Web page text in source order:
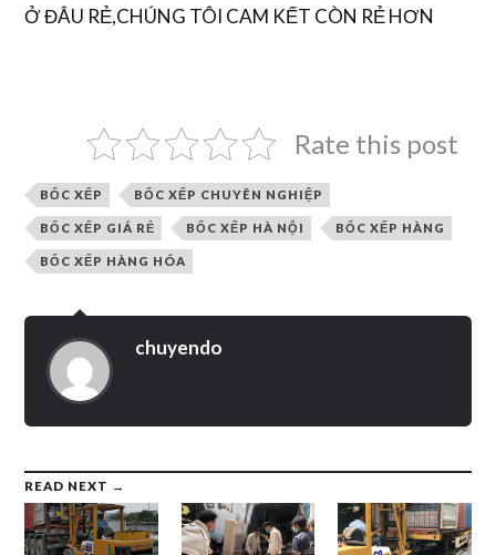
Ở ĐÂU RẺ,CHÚNG TÔI CAM KẾT CÒN RẺ HƠN
Rate this post
BỐC XẾP BỐC XẾP CHUYÊN NGHIỆP
BỐC XẾP GIÁ RẺ BỐC XẾP HÀ NỘI BỐC XẾP HÀNG
BỐC XẾP HÀNG HÓA
chuyendo
READ NEXT →